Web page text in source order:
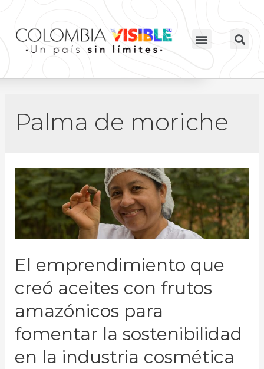
Palma de moriche
El emprendimiento que
creó aceites con frutos
amazónicos para
fomentar la sostenibilidad
en la industria cosmética